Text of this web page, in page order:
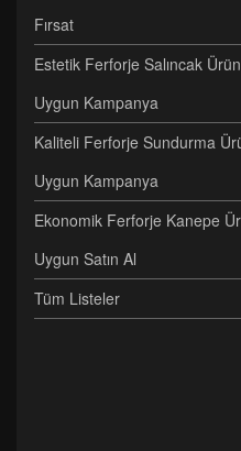
Fırsat
Estetik Ferforje Salıncak
Uygun Kampanya
Kaliteli Ferforje Sundurma
Uygun Kampanya
Ekonomik Ferforje Kanepe
Uygun Satın Al
Tüm Listeler